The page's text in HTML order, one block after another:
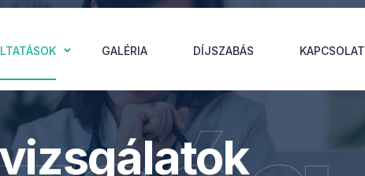
GALÉRIA DÍJSZABÁS KAPCSOLAT